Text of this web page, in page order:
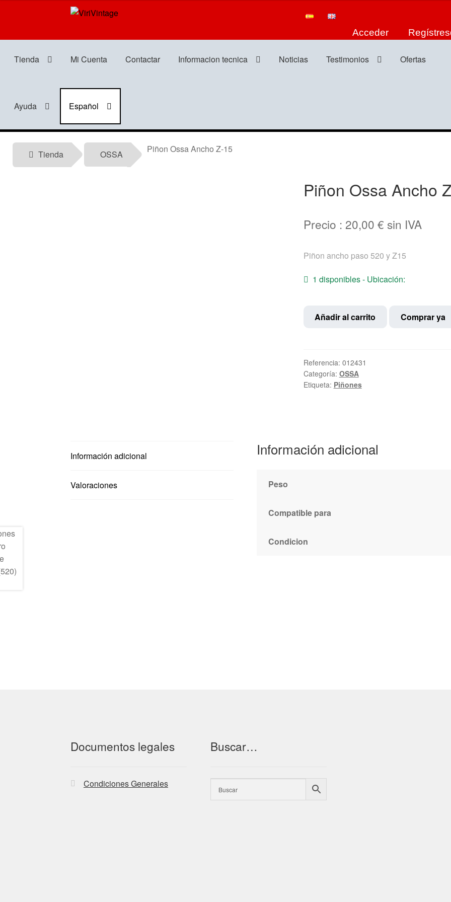
Ir
la
Ir
contenido
Acceder
Tienda Mi Cuenta Contactar Informacion tecnica Noticias Testimonios Ofertas
Ayuda Español
Tienda OSSA Piñon Ossa Ancho Z-15
Piñon Ossa Ancho
Precio : 20,00 € sin IVA
Piñon ancho paso 520 y Z15
1 disponibles - Ubicación:
Piñon
Ossa
15
cantidad
Añadir al carrito Comprar ya
Referencia: 012431
Categoría: OSSA
Etiqueta: Piñones
Información adicional
Valoraciones
Información adicional
Peso
Compatible para
Condicion
Documentos legales
Condiciones Generales
Buscar…